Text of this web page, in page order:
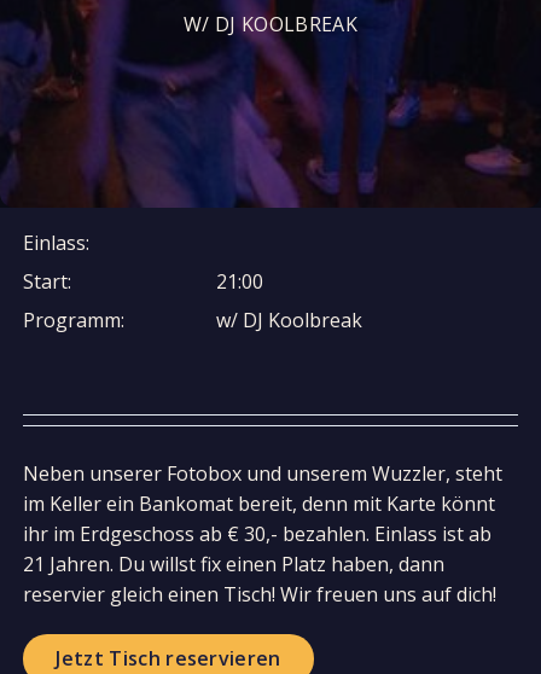
W/ DJ KOOLBREAK
Einlass:
Start:
21:00
Programm:
w/ DJ Koolbreak
Neben unserer Fotobox und unserem Wuzzler, steht
im Keller ein Bankomat bereit, denn mit Karte könnt
ihr im Erdgeschoss ab € 30,- bezahlen. Einlass ist ab
21 Jahren. Du willst fix einen Platz haben, dann
reservier gleich einen Tisch! Wir freuen uns auf dich!
Jetzt Tisch reservieren